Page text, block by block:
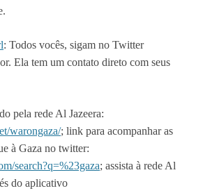
: Todos vocês, sigam no Twitter
Ela tem um contato direto com seus
pela rede Al Jazeera:
warongaza/; link para acompanhar as
à Gaza no twitter:
search?q=%23gaza; assista à rede Al
do aplicativo